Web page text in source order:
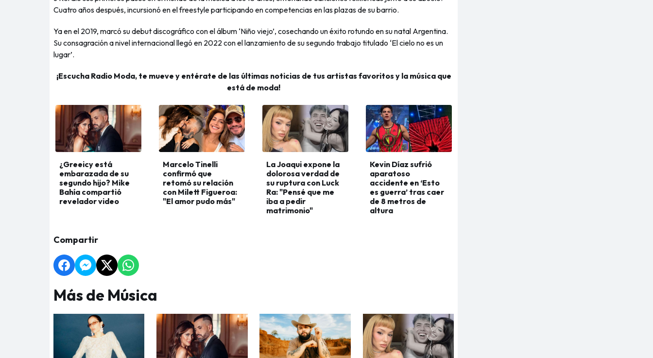
Cuatro años después, incursionó en el freestyle participando en competencias en las plazas de su barrio.
Ya en el 2019, marcó su debut discográfico con el álbum ‘Niño viejo’, cosechando un éxito rotundo en su natal Argentina.
Su consagración a nivel internacional llegó en 2022 con el lanzamiento de su segundo trabajo titulado ‘El cielo no es un
lugar’.
¡Escucha Radio Moda, te mueve y entérate de las últimas noticias de tus artistas favoritos y la música que
está de moda!
¿Greeicy está
embarazada de su
segundo hijo? Mike
Bahía compartió
revelador video
Marcelo Tinelli
confirmó que
retomó su relación
con Milett Figueroa:
"El amor pudo más"
La Joaqui expone la
dolorosa verdad de
su ruptura con Luck
Ra: "Pensé que me
iba a pedir
matrimonio"
Kevin Díaz sufrió
aparatoso
accidente en ‘Esto
es guerra’ tras caer
de 8 metros de
altura
Compartir
Más de Música